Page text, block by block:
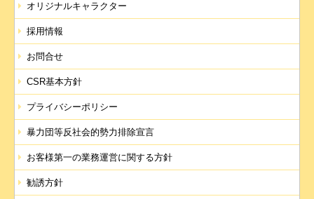
オリジナルキャラクター
採用情報
お問合せ
CSR基本方針
プライバシーポリシー
暴力団等反社会的勢力排除宣言
お客様第一の業務運営に関する方針
勧誘方針